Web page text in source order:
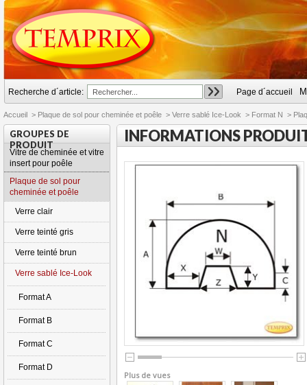
Recherche d´article: Page d´accueil
Accueil > Plaque de sol pour cheminée et poêle > Verre sablé Ice-Look > Format N >
INFORMATIONS
Plus de vues
GROUPES DE
PRODUIT
Vitre de cheminée et vitre
insert pour poêle
Plaque de sol pour
cheminée et poêle
Verre clair
Verre teinté gris
Verre teinté brun
Verre sablé Ice-Look
Format A
Format B
Format C
Format D